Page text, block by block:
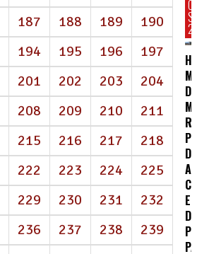
187 188 189
190
194 195 196
197
201 202 203
204
208 209 210
211
215 216 217
218
222 223 224
225
229 230 231
232
236 237 238
239
DE
E